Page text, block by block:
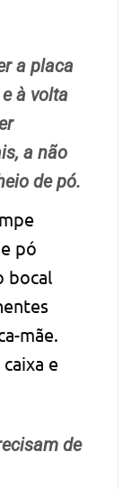
a placa
à volta
a não
de pó.
pó
bocal
mãe.
e
de